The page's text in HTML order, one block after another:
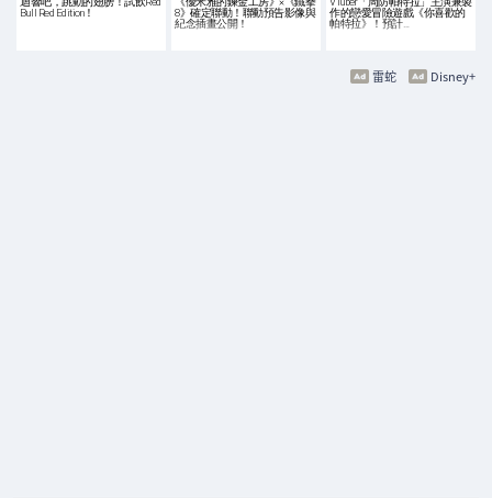
Bull Red Edition！
8》確定聯動！聯動預告影像與
紀念插畫公開！
作的戀愛冒險遊戲《你喜歡的
帕特拉》！預計…
Disney+
雷蛇